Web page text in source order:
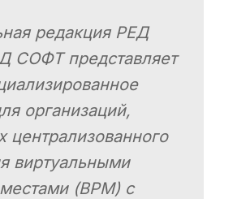
редакция РЕД
СОФТ представляет
организаций,
централизованного
виртуальными
(ВРМ) с